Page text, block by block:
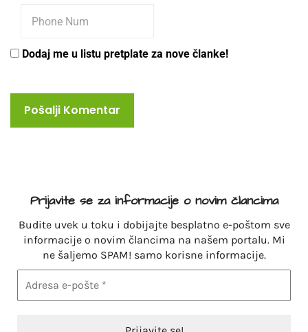
Dodaj me u listu pretplate za nove članke!
Prijavite se za informacije o novim člancima
Budite uvek u toku i dobijajte besplatno e-poštom sve
informacije o novim člancima na našem portalu. Mi
ne šaljemo SPAM! samo korisne informacije.